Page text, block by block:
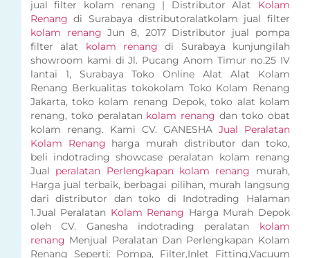
jual filter kolam renang | Distributor Alat Kolam
Renang di Surabaya distributoralatkolam jual filter
kolam renang Jun 8, 2017 Distributor jual pompa
filter alat kolam renang di Surabaya kunjungilah
showroom kami di Jl. Pucang Anom Timur no.25 IV
lantai 1, Surabaya Toko Online Alat Alat Kolam
Renang Berkualitas tokokolam Toko Kolam Renang
Jakarta, toko kolam renang Depok, toko alat kolam
renang, toko peralatankolam renang dan toko obat
kolam renang. Kami CV. GANESHA Jual Peralatan
Kolam Renang harga murah distributor dan toko,
beli indotrading showcase peralatan kolam renang
Jual peralatan Perlengkapan kolam renang murah,
Harga jual terbaik, berbagai pilihan, murah langsung
dari distributor dan toko di Indotrading Halaman
1.Jual Peralatan Kolam Renang Harga Murah Depok
oleh CV. Ganesha indotrading peralatan kolam
renang Menjual Peralatan Dan Perlengkapan Kolam
Renang Seperti: Pompa, Filter,Inlet Fitting,Vacuum